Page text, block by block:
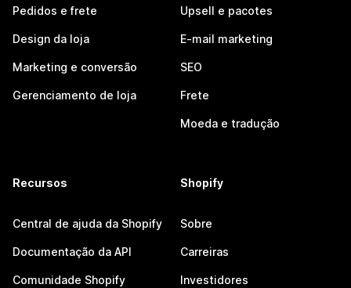
Pedidos e frete
Design da loja
Marketing e conversão
Gerenciamento de loja
Upsell e pacotes
E-mail marketing
SEO
Frete
Moeda e tradução
Recursos
Central de ajuda da Shopify
Documentação da API
Comunidade Shopify
Shopify
Sobre
Carreiras
Investidores